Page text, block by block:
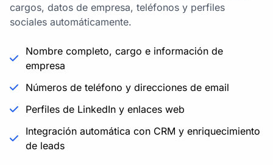
cargos, datos de empresa, teléfonos y perfiles
sociales automáticamente.
Nombre completo, cargo e información de
empresa
Números de teléfono y direcciones de email
Perfiles de LinkedIn y enlaces web
Integración automática con CRM y enriquecimiento
de leads